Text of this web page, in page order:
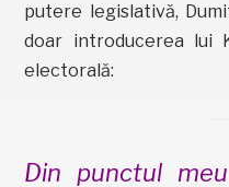
putere legislativă,
doar introducerea lui
electorală:
Din punctul